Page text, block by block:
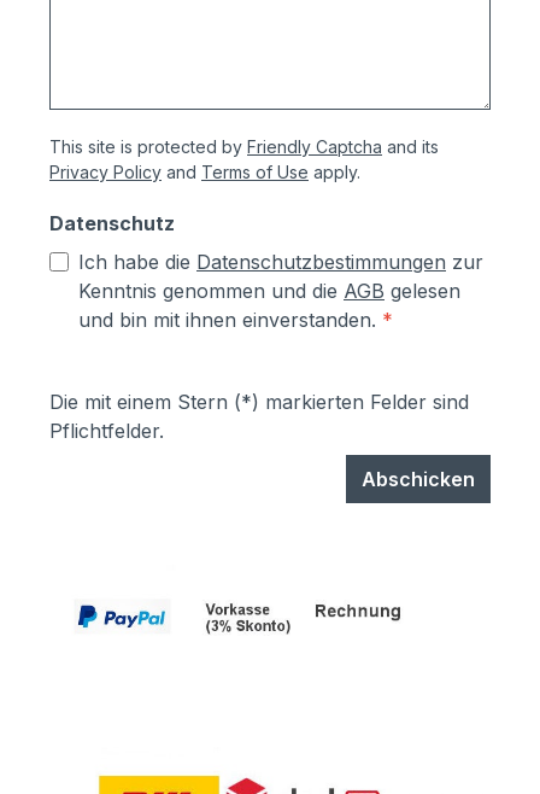
This site is protected by Friendly Captcha and its
Privacy Policy and Terms of Use apply.
Datenschutz
Ich habe die Datenschutzbestimmungen zur
Kenntnis genommen und die AGB gelesen
und bin mit ihnen einverstanden. *
Die mit einem Stern (*) markierten Felder sind
Pflichtfelder.
Abschicken